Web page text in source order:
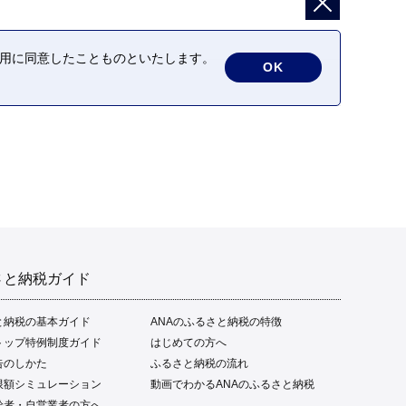
納税ガイド
納税の基本ガイド
ANAのふるさと納税の特徴
ップ特例制度ガイド
はじめての方へ
のしかた
ふるさと納税の流れ
額シミュレーション
動画でわかるANAのふるさと納税
同意したことものといたします。
OK